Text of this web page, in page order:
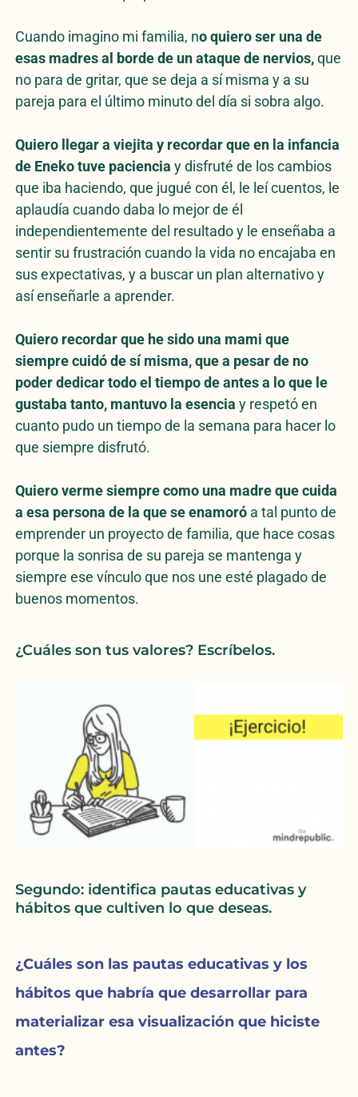
Cuando imagino mi familia, no quiero ser una de
esas madres al borde de un ataque de nervios,que
no para de gritar, que se deja a sí misma y a su
pareja para el último minuto del día si sobra algo.
Quiero llegar a viejita y recordar que en la infancia
de Eneko tuve paciencia y disfruté de los cambios
que iba haciendo, que jugué con él, le leí cuentos, le
aplaudía cuando daba lo mejor de él
independientemente del resultado y le enseñaba a
sentir su frustración cuando la vida no encajaba en
sus expectativas, y a buscar un plan alternativo y
así enseñarle a aprender.
Quiero recordar que he sido una mami que
siempre cuidó de sí misma, que a pesar de no
poder dedicar todo el tiempo de antes a lo que le
gustaba tanto, mantuvo la esencia y respetó en
cuanto pudo un tiempo de la semana para hacer lo
que siempre disfrutó.
Quiero verme siempre como una madre que cuida
a esa persona de la que se enamoróa tal punto de
emprender un proyecto de familia, que hace cosas
porque la sonrisa de su pareja se mantenga y
siempre ese vínculo que nos une esté plagado de
buenos momentos.
¿Cuáles son tus valores? Escríbelos.
Segundo: identifica pautas educativas y
hábitos que cultiven lo que deseas.
¿Cuáles son las pautas educativas y los
hábitos que habría que desarrollar para
materializar esa visualización que hiciste
antes?